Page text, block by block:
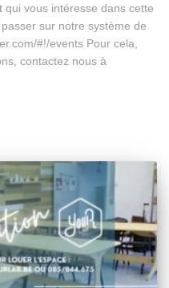
qui vous intéresse dans cette
sur notre système de
#!/events Pour cela,
contactez nous à